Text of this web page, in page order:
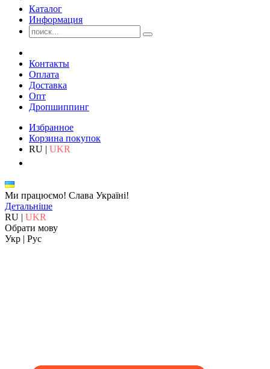
Каталог
Информация
Контакты
Оплата
Доставка
Опт
Дропшиппинг
Избранное
Корзина покупок
RU | UKR
Ми працюємо! Слава Україні!
Детальніше
RU | UKR
Обрати мову
Укр | Рус